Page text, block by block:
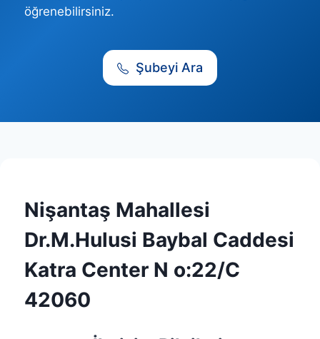
öğrenebilirsiniz.
Şubeyi Ara
Nişantaş Mahallesi
Dr.M.Hulusi Baybal Caddesi
Katra Center N o:22/C
42060